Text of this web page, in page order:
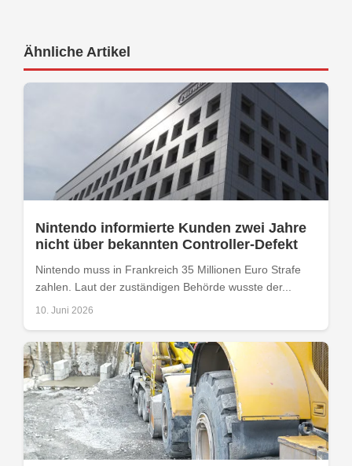
Ähnliche Artikel
Nintendo informierte Kunden zwei Jahre
nicht über bekannten Controller-Defekt
Nintendo muss in Frankreich 35 Millionen Euro Strafe
zahlen. Laut der zuständigen Behörde wusste der...
10. Juni 2026